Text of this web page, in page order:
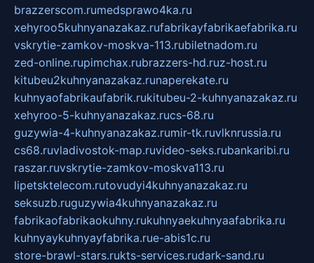
brazzerscom.rumedsprawo4ka.ru
xehyroo5kuhnyanazakaz.rufabrikayfabrikaefabrika.ru
vskrytie-zamkov-moskva-113.rubiletnadom.ru
zed-online.rupimchax.rubrazzers-hd.ruz-host.ru
kitubeu2kuhnyanazakaz.runaperekate.ru
kuhnyaofabrikaufabrik.rukitubeu-2-kuhnyanazakaz.ru
xehyroo-5-kuhnyanazakaz.rucs-68.ru
guzywia-4-kuhnyanazakaz.rumir-tk.ruvlknrussia.ru
cs68.ruvladivostok-map.ruvideo-seks.rubankaribi.ru
raszar.ruvskrytie-zamkov-moskva113.ru
lipetsktelecom.rutovudyi4kuhnyanazakaz.ru
seksuzb.ruguzywia4kuhnyanazakaz.ru
fabrikaofabrikaokuhny.rukuhnyaekuhnyaafabrika.ru
kuhnyaykuhnyayfabrika.rue-abis1c.ru
store-brawl-stars.rukts-services.rudark-sand.ru